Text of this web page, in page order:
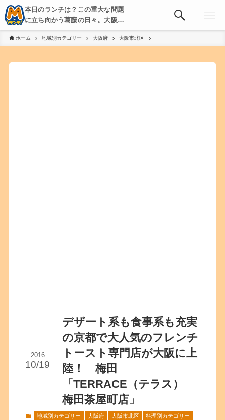
本日のランチは？この重大な問題
に立ち向かう葛藤の日々。大阪・
京都・神戸を中心とした食べ歩
き、飲み歩きを綴る。
ホーム 地域別カテゴリー 大阪府 大阪市北区
デザート系も食事系も充実
の京都で大人気のフレンチ
トースト専門店が大阪に上
陸！ 梅田
「TERRACE（テラス）
梅田茶屋町店」
2016
10/19
地域別カテゴリー 大阪府 大阪市北区 料理別カテゴリー